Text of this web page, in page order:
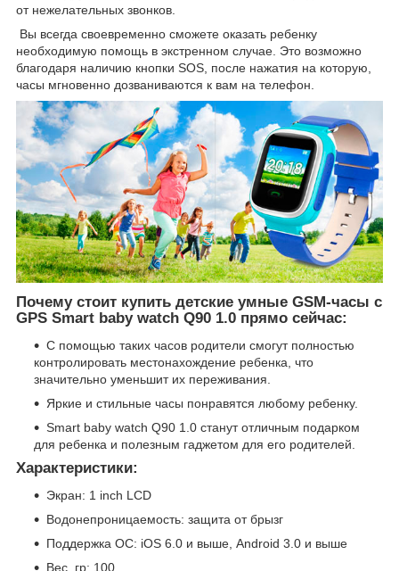
от нежелательных звонков.
Вы всегда своевременно сможете оказать ребенку
необходимую помощь в экстренном случае. Это возможно
благодаря наличию кнопки SOS, после нажатия на которую,
часы мгновенно дозваниваются к вам на телефон.
Почему стоит купить детские умные GSM-часы с
GPS Smart baby watch Q90 1.0 прямо сейчас:
С помощью таких часов родители смогут полностью
контролировать местонахождение ребенка, что
значительно уменьшит их переживания.
Яркие и стильные часы понравятся любому ребенку.
Smart baby watch Q90 1.0 станут отличным подарком
для ребенка и полезным гаджетом для его родителей.
Характеристики:
Экран: 1 inch LCD
Водонепроницаемость: защита от брызг
Поддержка ОС: iOS 6.0 и выше, Android 3.0 и выше
Вес, гр: 100